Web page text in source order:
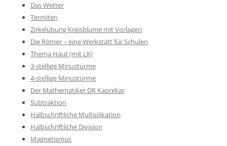
Das Wetter
Termiten
Zirkelübung Kreisblume mit Vorlagen
Die Römer – eine Werkstatt für Schulen
Thema Haut (mit LK)
3-stellige Minustürme
4-stellige Minustürme
Der Mathematiker DR Kaprekar
Subtraktion
Halbschriftliche Multiplikation
Halbschriftliche Division
Magnetismus